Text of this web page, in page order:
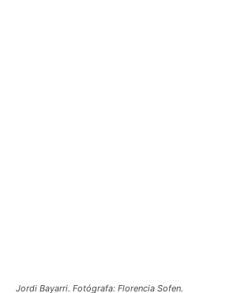
Jordi Bayarri. Fotógrafa: Florencia Sofen.